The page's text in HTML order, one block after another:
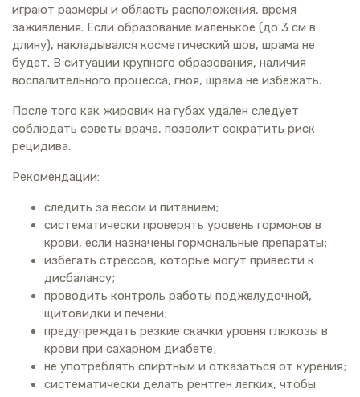
играют размеры и область расположения, время
заживления. Если образование маленькое (до 3 см в
длину), накладывался косметический шов, шрама не
будет. В ситуации крупного образования, наличия
воспалительного процесса, гноя, шрама не избежать.
После того как жировик на губах удален следует
соблюдать советы врача, позволит сократить риск
рецидива.
Рекомендации:
следить за весом и питанием;
систематически проверять уровень гормонов в
крови, если назначены гормональные препараты;
избегать стрессов, которые могут привести к
дисбалансу;
проводить контроль работы поджелудочной,
щитовидки и печени;
предупреждать резкие скачки уровня глюкозы в
крови при сахарном диабете;
не употреблять спиртным и отказаться от курения;
систематически делать рентген легких, чтобы